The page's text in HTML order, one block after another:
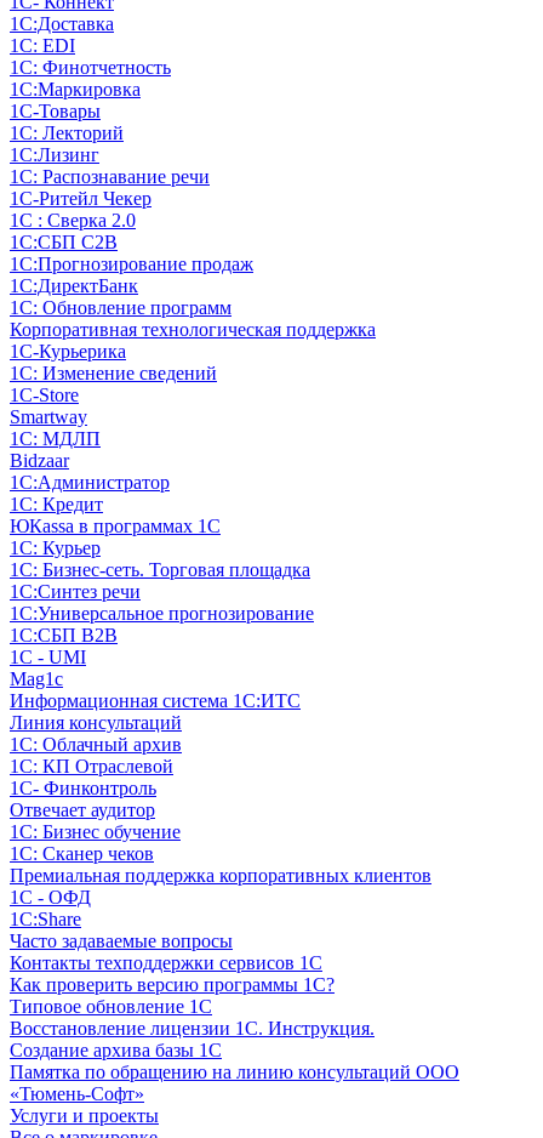
1С:Доставка
1С: EDI
1С: Финотчетность
1С:Маркировка
1С-Товары
1С: Лекторий
1С:Лизинг
1С: Распознавание речи
1C-Ритейл Чекер
1С : Сверка 2.0
1С:СБП C2B
1С:Прогнозирование продаж
1С:ДиректБанк
1С: Обновление программ
Корпоративная технологическая поддержка
1С-Курьерика
1С: Изменение сведений
1C-Store
Smartway
1С: МДЛП
Bidzaar
1С:Администратор
1С: Кредит
ЮКаssа в программах 1С
1С: Курьер
1С: Бизнес-сеть. Торговая площадка
1С:Синтез речи
1С:Универсальное прогнозирование
1С:СБП B2B
1C - UMI
Mag1c
Информационная система 1С:ИТС
Линия консультаций
1С: Облачный архив
1С: КП Отраслевой
1С- Финконтроль
Отвечает аудитор
1С: Бизнес обучение
1С: Сканер чеков
Премиальная поддержка корпоративных клиентов
1С - ОФД
1С:Share
Часто задаваемые вопросы
Контакты техподдержки сервисов 1С
Как проверить версию программы 1С?
Типовое обновление 1С
Восстановление лицензии 1С. Инструкция.
Создание архива базы 1С
Памятка по обращению на линию консультаций ООО
«Тюмень-Софт»
Услуги и проекты